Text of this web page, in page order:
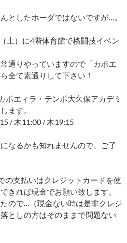
としたホーダではないですが…。
土）に4階体育館で格闘技イベン
通りやっていますので「カポエ
全て素通りして下さい！
ポエィラ・テンポ大久保アカデミ
ます。
/ 木11:00 / 木19:15
なるかも知れませんので、ご了
の支払いはクレジットカードを使
きれば現金でお願い致します。
ので…（現金ない時は是非クレジ
としの方はそのままで問題ない